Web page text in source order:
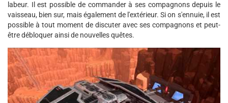
labeur. Il est possible de commander à ses compagnons depuis le
vaisseau, bien sur, mais également de l'extérieur. Si on s'ennuie, il est
possible à tout moment de discuter avec ses compagnons et peut-
être débloquer ainsi de nouvelles quêtes.